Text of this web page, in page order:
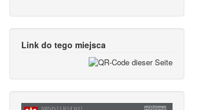
Link do tego miejsca